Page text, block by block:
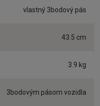
vlastný 3bodový pás
43.5 cm
3.9 kg
3bodovým pásom vozidla